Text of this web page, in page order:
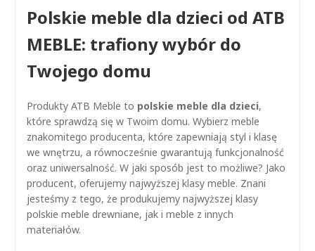
Polskie meble dla dzieci od ATB
MEBLE: trafiony wybór do
Twojego domu
Produkty ATB Meble to polskie meble dla dzieci,
które sprawdzą się w Twoim domu. Wybierz meble
znakomitego producenta, które zapewniają styl i klasę
we wnętrzu, a równocześnie gwarantują funkcjonalność
oraz uniwersalność. W jaki sposób jest to możliwe? Jako
producent, oferujemy najwyższej klasy meble. Znani
jesteśmy z tego, że produkujemy najwyższej klasy
polskie meble drewniane, jak i meble z innych
materiałów.